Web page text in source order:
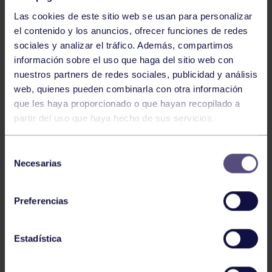
Las cookies de este sitio web se usan para personalizar
el contenido y los anuncios, ofrecer funciones de redes
sociales y analizar el tráfico. Además, compartimos
información sobre el uso que haga del sitio web con
nuestros partners de redes sociales, publicidad y análisis
web, quienes pueden combinarla con otra información
que les haya proporcionado o que hayan recopilado a
partir del uso que haya hecho de sus servicios.
Necesarias
Preferencias
Estadística
Baloncesto
ÚLTIMOS RESULTADOS DE LA SECCIÓN
Baloncesto